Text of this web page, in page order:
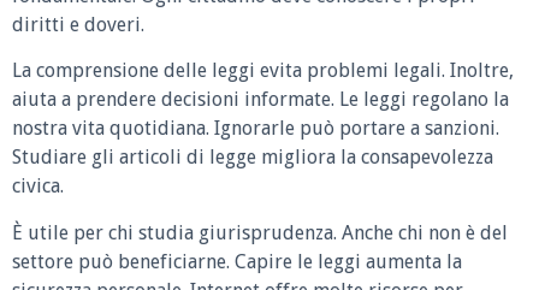
diritti e doveri.
La comprensione delle leggi evita problemi legali. Inoltre,
aiuta a prendere decisioni informate. Le leggi regolano la
nostra vita quotidiana. Ignorarle può portare a sanzioni.
Studiare gli articoli di legge migliora la consapevolezza
civica.
È utile per chi studia giurisprudenza. Anche chi non è del
settore può beneficiarne. Capire le leggi aumenta la